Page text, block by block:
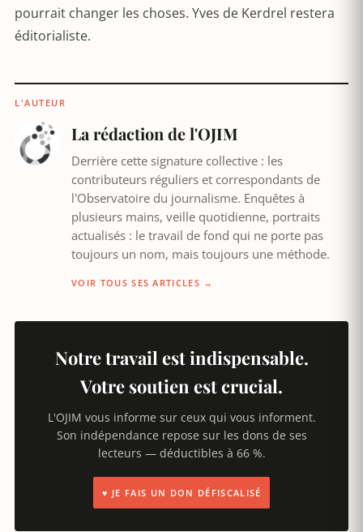
pourrait changer les choses. Yves de Kerdrel restera
éditorialiste.
L'AUTEUR
La rédaction de l'OJIM
Derrière cette signature collective : les
contributeurs réguliers et correspondants de
l'Observatoire du journalisme. Enquêtes à
plusieurs mains, veille quotidienne, portraits
actualisés : le travail de fond qui ne porte pas
toujours un nom, mais toujours une méthode.
VOIR TOUS SES ARTICLES →
Notre travail est indispensable.
Votre soutien est crucial.
L'OJIM vous informe sur ceux qui vous informent.
Son indépendance repose sur les dons de ses
lecteurs — déductibles à 66 %.
♥ JE FAIS UN DON DÉFISCALISÉ